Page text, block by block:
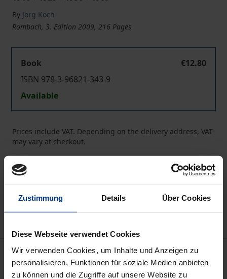
Zustimmung Details Über Cookies
Diese Webseite verwendet Cookies
Wir verwenden Cookies, um Inhalte und Anzeigen zu
personalisieren, Funktionen für soziale Medien anbieten
zu können und die Zugriffe auf unsere Website zu
By Jörg Koch
Rombach, 3. Edition 2009, 216 Pages
Book
€12.80
ISBN 978-3-96821-343-9
Available
Prices include VAT. Depending on the delivery address, VAT
may vary at checkout.
Add to Wish List
Delivery cost notice
Description